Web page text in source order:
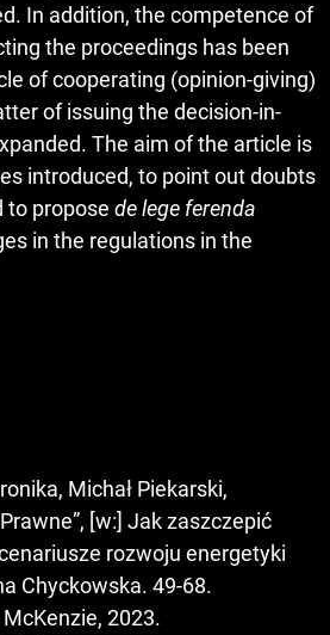
In addition, the competence of
the proceedings has been
of cooperating (opinion-giving)
of issuing the decision-in-
The aim of the article is
introduced, to point out doubts
to propose de lege ferenda
in the regulations in the
Michał Piekarski,
[w:] Jak zaszczepić
rozwoju energetyki
Chyckowska. 49-68.
2023.